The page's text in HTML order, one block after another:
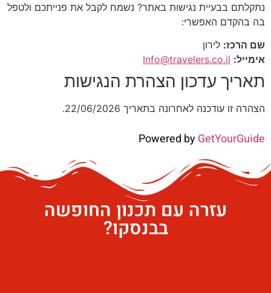
נתקלתם בבעיית נגישות באתר? נשמח לקבל את פנייתכם ולטפל
בה בהקדם האפשרי:
שם הרכז: לירון
אימייל: Info@travelers.co.il
תאריך עדכון הצהרת הנגישות
הצהרה זו עודכנה לאחרונה בתאריך 22/06/2026.
Powered byGetYourGuide
עזרה עם תכנון החופשה
בבנסקו?